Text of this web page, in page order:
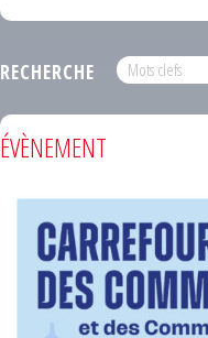
RECHERCHE
ÉVÈNEMENT